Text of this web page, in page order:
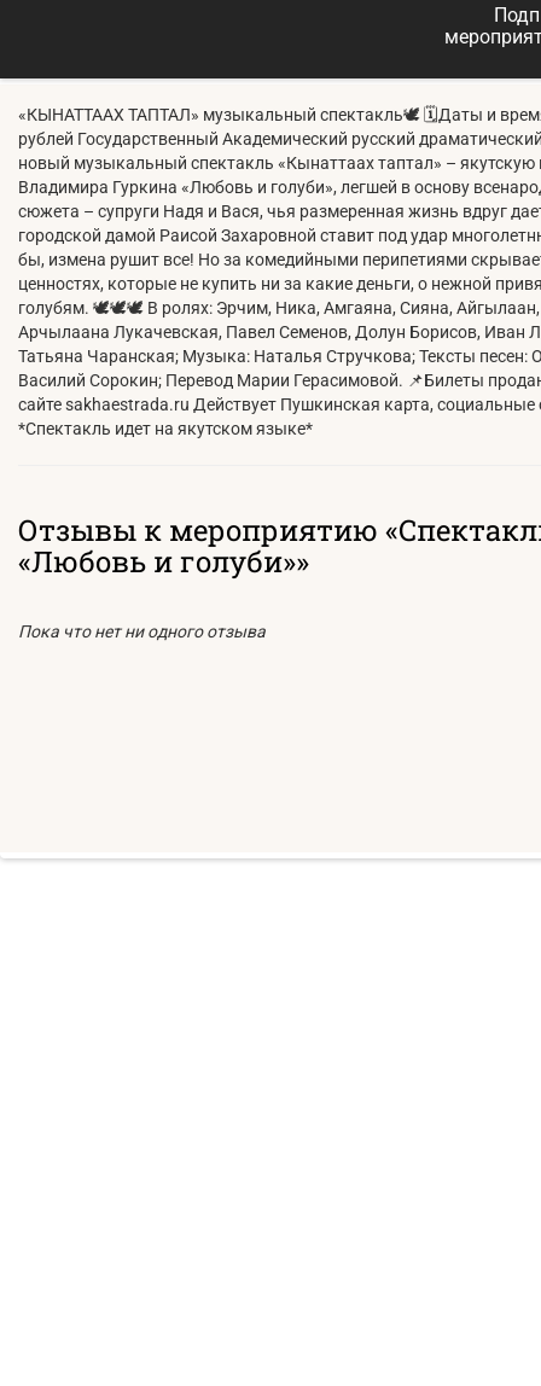
«КЫНАТТААХ ТАПТАЛ» музыкальный спектакль🕊️ 🗓️Даты и
рублей Государственный Академический русский
новый музыкальный спектакль «Кынаттаах таптал» –
Владимира Гуркина «Любовь и голуби», легшей в основу
сюжета – супруги Надя и Вася, чья размеренная жизнь вдруг
городской дамой Раисой Захаровной ставит под удар
бы, измена рушит все! Но за комедийными перипетиями
ценностях, которые не купить ни за какие деньги, о нежной
голубям. 🕊️🕊️🕊️ В ролях: Эрчим, Ника, Амгаяна, Сияна, Айгылаан,
Арчылаана Лукачевская, Павел Семенов, Долун Борисов, Иван
Татьяна Чаранская; Музыка: Наталья Стручкова; Тексты
Василий Сорокин; Перевод Марии Герасимовой. 📌Билеты
сайте sakhaestrada.ru Действует Пушкинская карта,
*Спектакль идет на якутском языке*
Отзывы к мероприятию
«Любовь и голуби»»
Пока что нет ни одного отзыва